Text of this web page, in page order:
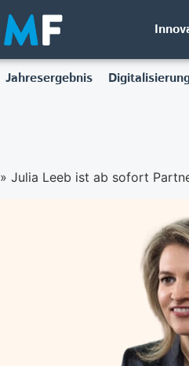
Jahresergebnis
» Julia Leeb ist ab sofort